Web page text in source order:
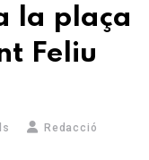
la plaça
Feliu
Redacció